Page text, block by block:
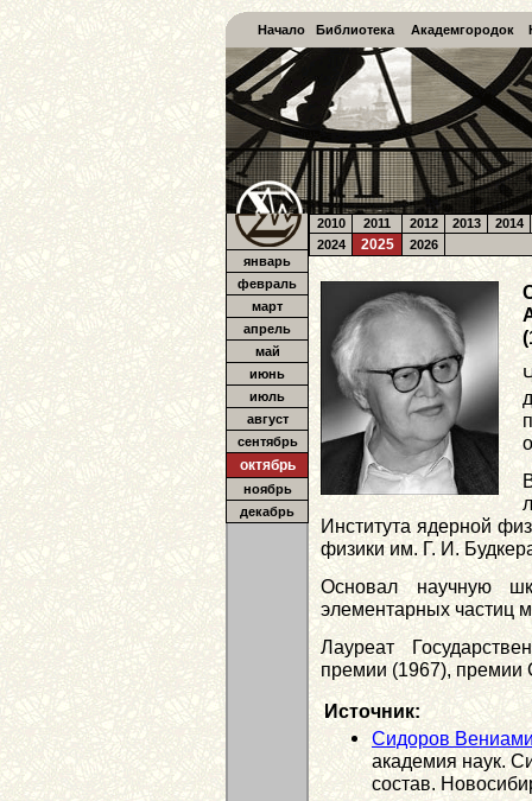
Начало Библиотека Академгородок
январь
февраль
март
апрель
май
июнь
июль
август
сентябрь
октябрь
ноябрь
декабрь
2010 2011 2012 2013
2014
2024
2025 2026
Института ядерной
физики им. Г. И.
Основал научную
элементарных частиц
Лауреат
премии (1967),
Источник:
Сидоров
академия наук.
состав.